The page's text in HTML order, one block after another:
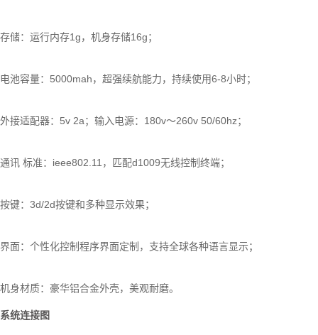
存储：运行内存1g，机身存储16g；
电池容量：5000mah，超强续航能力，持续使用6-8小时；
外接适配器：5v 2a；输入电源：180v～260v 50/60hz；
通讯 标准：ieee802.11，匹配d1009无线控制终端；
按键：3d/2d按键和多种显示效果；
界面：个性化控制程序界面定制，支持全球各种语言显示；
机身材质：豪华铝合金外壳，美观耐磨。
系统连接图